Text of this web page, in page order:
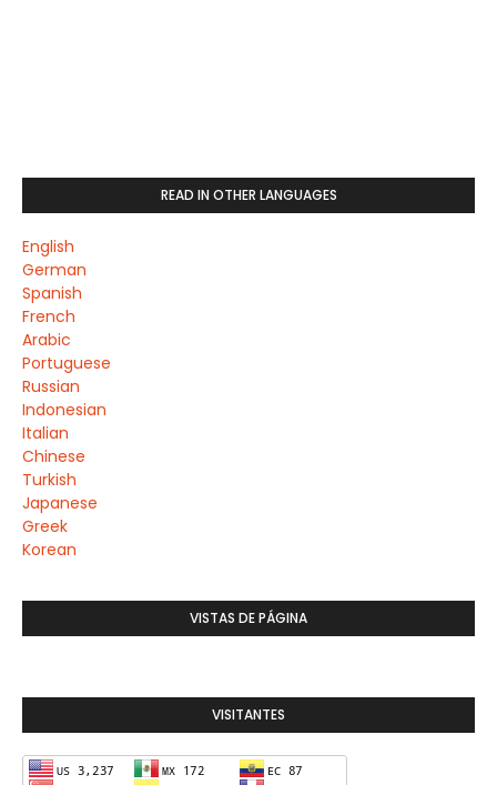
READ IN OTHER LANGUAGES
English
German
Spanish
French
Arabic
Portuguese
Russian
Indonesian
Italian
Chinese
Turkish
Japanese
Greek
Korean
VISTAS DE PÁGINA
VISITANTES